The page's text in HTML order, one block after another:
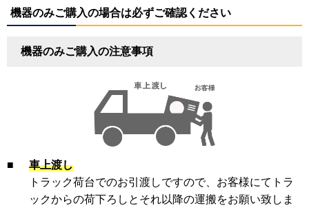
機器のみご購入の場合は必ずご確認ください
機器のみご購入の注意事項
■
車上渡し
トラック荷台でのお引渡しですので、お客様にてトラ
ックからの荷下ろしとそれ以降の運搬をお願い致しま